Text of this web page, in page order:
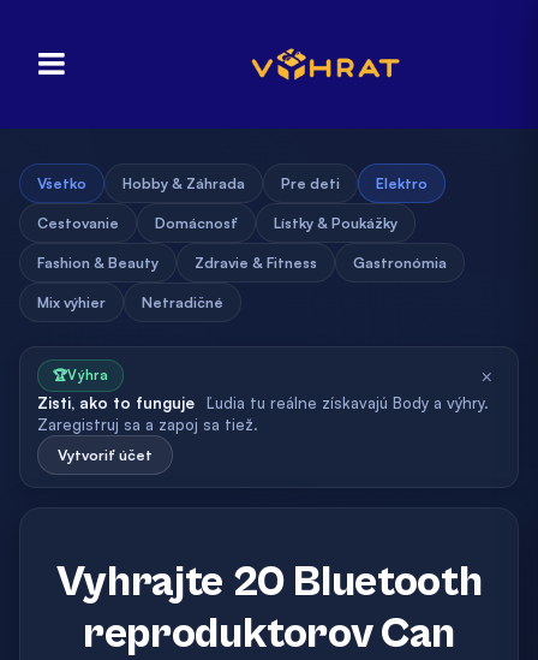
Všetko Hobby & Záhrada Pre deti Elektro
Cestovanie Domácnosť Lístky & Poukážky
Fashion & Beauty Zdravie & Fitness Gastronómia
Mix výhier Netradičné
🏆Výhra
Zisti, ako to funguje
Ľudia tu reálne získavajú Body a výhry.
Zaregistruj sa a zapoj sa tiež.
Vytvoriť účet
×
Vyhrajte 20 Bluetooth
reproduktorov Can